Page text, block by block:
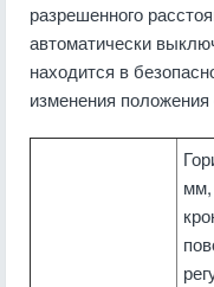
разрешенного
автоматически
находится в
изменения положения
мм,